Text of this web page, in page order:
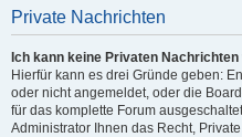
Private Nachrichten
Ich kann keine Privaten
Hierfür kann es drei Gründe geben:
oder nicht angemeldet, oder die
für das komplette Forum
Administrator Ihnen das Recht,